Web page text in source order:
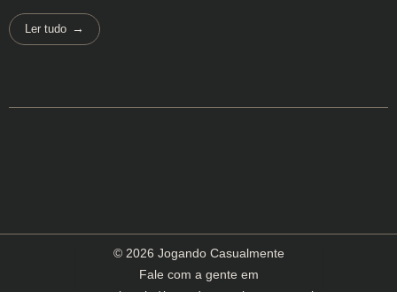
Ler tudo
© 2026 Jogando Casualmente
Fale com a gente em